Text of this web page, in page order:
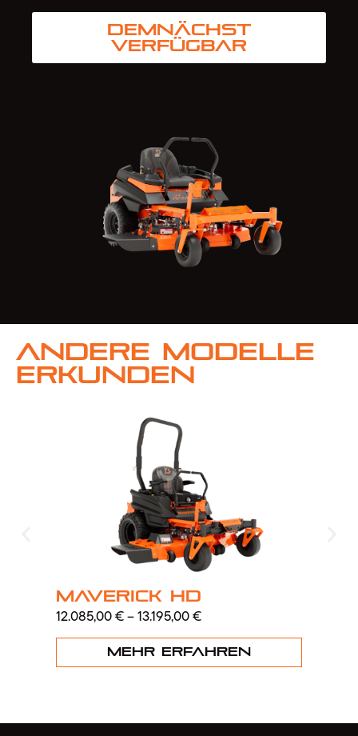
Demnächst
verfügbar
Andere Modelle
erkunden
Maverick HD
12.085,00€–13.195,00€
Mehr erfahren